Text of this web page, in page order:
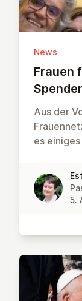
News
Frauen
Aus der
es
5.